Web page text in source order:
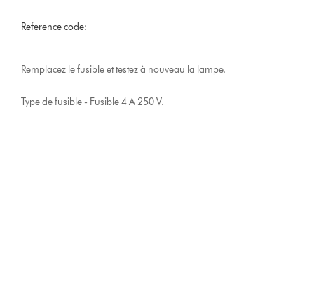
Reference code:
Remplacez le fusible et testez à nouveau la lampe.
Type de fusible - Fusible 4 A 250 V.